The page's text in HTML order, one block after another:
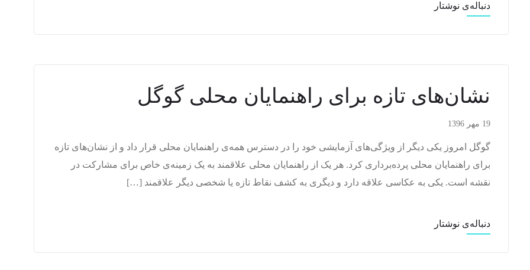
دنباله‌ی نوشتار
نشان‌های تازه برای راهنمایان محلی گوگل
19 مهر 1396
گوگل امروز یکی دیگر از ویژگی‌های آزمایشی خود را در دسترس همه‌ی راهنمایان محلی قرار داد و از نشان‌های تازه
برای راهنمایان محلی پرده‌برداری کرد. هر یک از راهنمایان محلی علاقمند به یک زمینه‌ی خاص برای مشارکت در
نقشه است. یکی به عکاسی علاقه دارد و دیگری به کشف نقاط تازه یا شخصی دیگر علاقمند […]
دنباله‌ی نوشتار